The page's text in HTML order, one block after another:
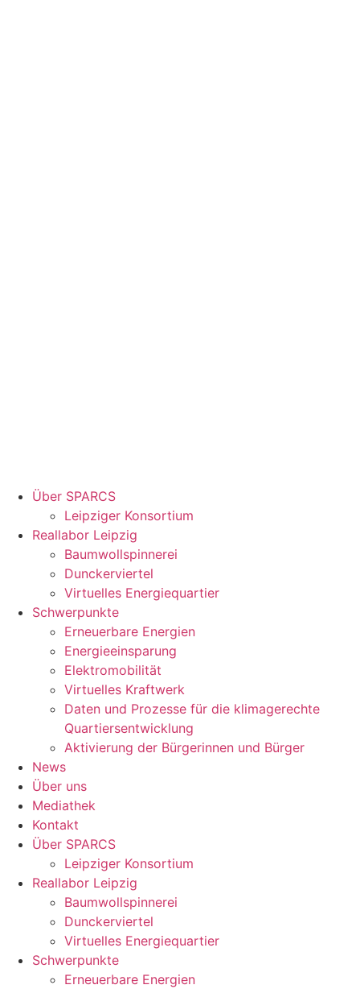
Über SPARCS
Leipziger Konsortium
Reallabor Leipzig
Baumwollspinnerei
Dunckerviertel
Virtuelles Energiequartier
Schwerpunkte
Erneuerbare Energien
Energieeinsparung
Elektromobilität
Virtuelles Kraftwerk
Daten und Prozesse für die klimagerechte
Quartiersentwicklung
Aktivierung der Bürgerinnen und Bürger
News
Über uns
Mediathek
Kontakt
Über SPARCS
Leipziger Konsortium
Reallabor Leipzig
Baumwollspinnerei
Dunckerviertel
Virtuelles Energiequartier
Schwerpunkte
Erneuerbare Energien